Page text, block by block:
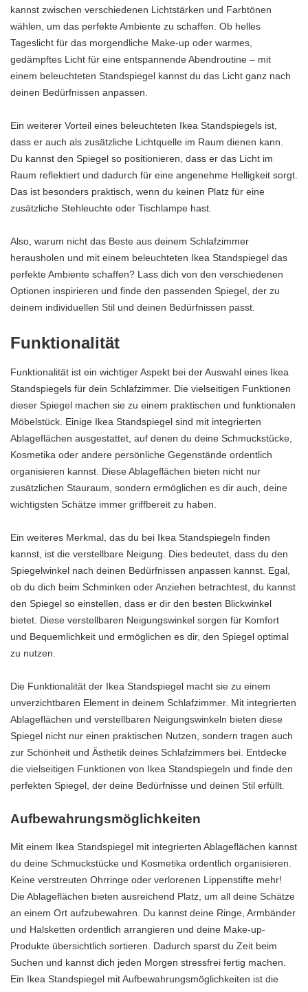
kannst zwischen verschiedenen Lichtstärken und Farbtönen
wählen, um das perfekte Ambiente zu schaffen. Ob helles
Tageslicht für das morgendliche Make-up oder warmes,
gedämpftes Licht für eine entspannende Abendroutine – mit
einem beleuchteten Standspiegel kannst du das Licht ganz nach
deinen Bedürfnissen anpassen.
Ein weiterer Vorteil eines beleuchteten Ikea Standspiegels ist,
dass er auch als zusätzliche Lichtquelle im Raum dienen kann.
Du kannst den Spiegel so positionieren, dass er das Licht im
Raum reflektiert und dadurch für eine angenehme Helligkeit sorgt.
Das ist besonders praktisch, wenn du keinen Platz für eine
zusätzliche Stehleuchte oder Tischlampe hast.
Also, warum nicht das Beste aus deinem Schlafzimmer
herausholen und mit einem beleuchteten Ikea Standspiegel das
perfekte Ambiente schaffen? Lass dich von den verschiedenen
Optionen inspirieren und finde den passenden Spiegel, der zu
deinem individuellen Stil und deinen Bedürfnissen passt.
Funktionalität
Funktionalität ist ein wichtiger Aspekt bei der Auswahl eines Ikea
Standspiegels für dein Schlafzimmer. Die vielseitigen Funktionen
dieser Spiegel machen sie zu einem praktischen und funktionalen
Möbelstück. Einige Ikea Standspiegel sind mit integrierten
Ablageflächen ausgestattet, auf denen du deine Schmuckstücke,
Kosmetika oder andere persönliche Gegenstände ordentlich
organisieren kannst. Diese Ablageflächen bieten nicht nur
zusätzlichen Stauraum, sondern ermöglichen es dir auch, deine
wichtigsten Schätze immer griffbereit zu haben.
Ein weiteres Merkmal, das du bei Ikea Standspiegeln finden
kannst, ist die verstellbare Neigung. Dies bedeutet, dass du den
Spiegelwinkel nach deinen Bedürfnissen anpassen kannst. Egal,
ob du dich beim Schminken oder Anziehen betrachtest, du kannst
den Spiegel so einstellen, dass er dir den besten Blickwinkel
bietet. Diese verstellbaren Neigungswinkel sorgen für Komfort
und Bequemlichkeit und ermöglichen es dir, den Spiegel optimal
zu nutzen.
Die Funktionalität der Ikea Standspiegel macht sie zu einem
unverzichtbaren Element in deinem Schlafzimmer. Mit integrierten
Ablageflächen und verstellbaren Neigungswinkeln bieten diese
Spiegel nicht nur einen praktischen Nutzen, sondern tragen auch
zur Schönheit und Ästhetik deines Schlafzimmers bei. Entdecke
die vielseitigen Funktionen von Ikea Standspiegeln und finde den
perfekten Spiegel, der deine Bedürfnisse und deinen Stil erfüllt.
Aufbewahrungsmöglichkeiten
Mit einem Ikea Standspiegel mit integrierten Ablageflächen kannst
du deine Schmuckstücke und Kosmetika ordentlich organisieren.
Keine verstreuten Ohrringe oder verlorenen Lippenstifte mehr!
Die Ablageflächen bieten ausreichend Platz, um all deine Schätze
an einem Ort aufzubewahren. Du kannst deine Ringe, Armbänder
und Halsketten ordentlich arrangieren und deine Make-up-
Produkte übersichtlich sortieren. Dadurch sparst du Zeit beim
Suchen und kannst dich jeden Morgen stressfrei fertig machen.
Ein Ikea Standspiegel mit Aufbewahrungsmöglichkeiten ist die